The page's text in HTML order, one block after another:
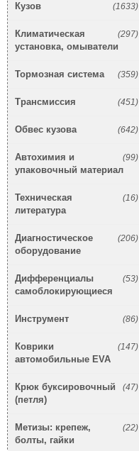
(1633)
Кузов
(297)
Климатическая
установка, омыватели
(359)
Тормозная система
(451)
Трансмиссия
(642)
Обвес кузова
(99)
Автохимия и
упаковочный материал
(16)
Техническая
литература
(206)
Диагностическое
оборудование
(53)
Дифференциалы
самоблокирующиеся
(86)
Инструмент
(147)
Коврики
автомобильные EVA
(47)
Крюк буксировочный
(петля)
(22)
Метизы: крепеж,
болты, гайки